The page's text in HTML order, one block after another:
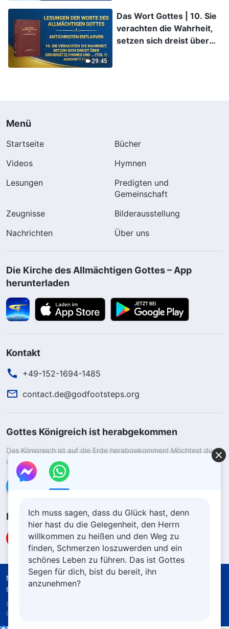
60)
29:45
Das Wort Gottes | 10. Sie
verachten die Wahrheit,
setzen sich dreist über
Menü
Startseite
Bücher
Videos
Hymnen
Lesungen
Predigten und
Gemeinschaft
Zeugnisse
Bilderausstellung
Nachrichten
Über uns
Die Kirche des Allmächtigen Gottes – App
herunterladen
Kontakt
+49-152-1694-1485
contact.de@godfootsteps.org
Gottes Königreich ist herabgekommen
Das Königreich ist auf die Erde herabgekommen! Möchtest du
das Königreich Gottes betreten?
Kontaktiere uns über WhatsApp
Folge uns
Nutzungsbedingungen
Datenschutzrichtlinie
Quellenangaben
Cookie-Richtlinie
Copyright © 2026
Gottes.
Ich muss sagen, dass du Glück hast, denn
hier hast du die Gelegenheit, den Herrn
willkommen zu heißen und den Weg zu
finden, Schmerzen loszuwerden und ein
schönes Leben zu führen. Das ist Gottes
Segen für dich, bist du bereit, ihn
anzunehmen?